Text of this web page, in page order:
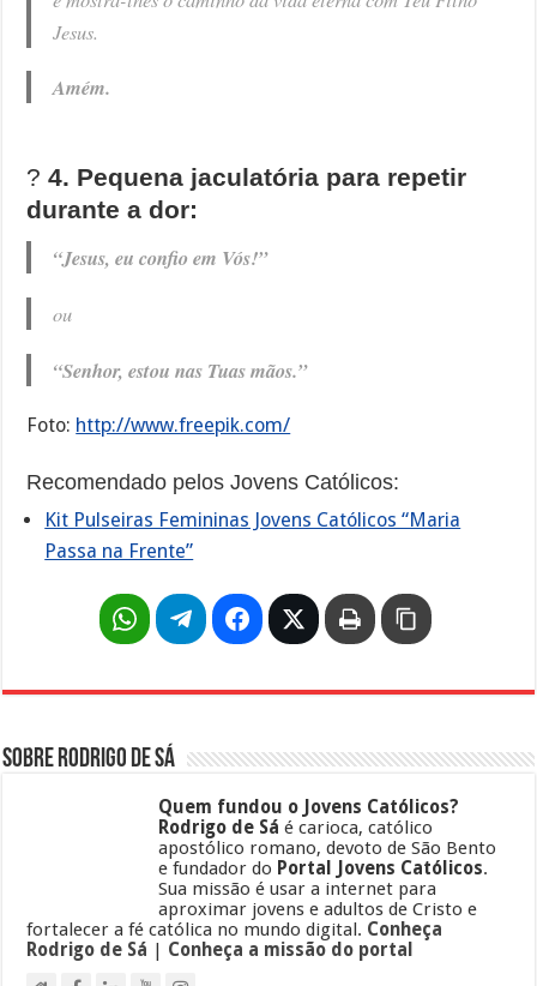
Jesus.
Amém.
?4. Pequena jaculatória para repetir
durante a dor:
“Jesus, eu confio em Vós!”
ou
“Senhor, estou nas Tuas mãos.”
Foto: http://www.freepik.com/
Recomendado pelos Jovens Católicos:
Kit Pulseiras Femininas Jovens Católicos “Maria
Passa na Frente”
Sobre Rodrigo de Sá
Quem fundou o Jovens Católicos?
Rodrigo de Sá é carioca, católico
apostólico romano, devoto de São Bento
e fundador do Portal Jovens Católicos.
Sua missão é usar a internet para
aproximar jovens e adultos de Cristo e
fortalecer a fé católica no mundo digital. Conheça
Rodrigo de Sá
Conheça a missão do portal